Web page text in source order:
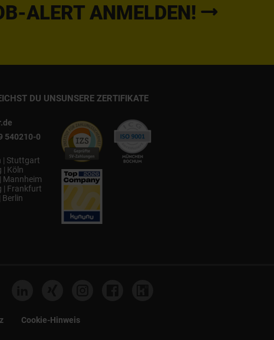
ALERT ANMELDEN!
DU UNS
540210-0
| Stuttgart
| Köln
| Mannheim
| Frankfurt
Berlin
UNSERE ZERTIFIKATE
Cookie-Hinweis